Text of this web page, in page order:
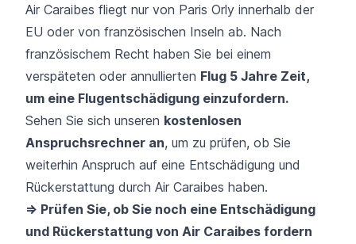
Air Caraibes fliegt nur von Paris Orly innerhalb der
EU oder von französischen Inseln ab. Nach
französischem Recht haben Sie bei einem
verspäteten oder annullierten Flug 5 Jahre Zeit,
um eine Flugentschädigung einzufordern.
Sehen Sie sich unseren kostenlosen
Anspruchsrechner an, um zu prüfen, ob Sie
weiterhin Anspruch auf eine Entschädigung und
Rückerstattung durch Air Caraibes haben.
=> Prüfen Sie, ob Sie noch eine Entschädigung
und Rückerstattung von Air Caraibes fordern